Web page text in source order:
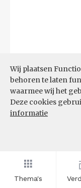
Thema's
Wij plaatsen
behoren te laten
waarmee wij het
Deze cookies
informatie
AANDEEL
(%)